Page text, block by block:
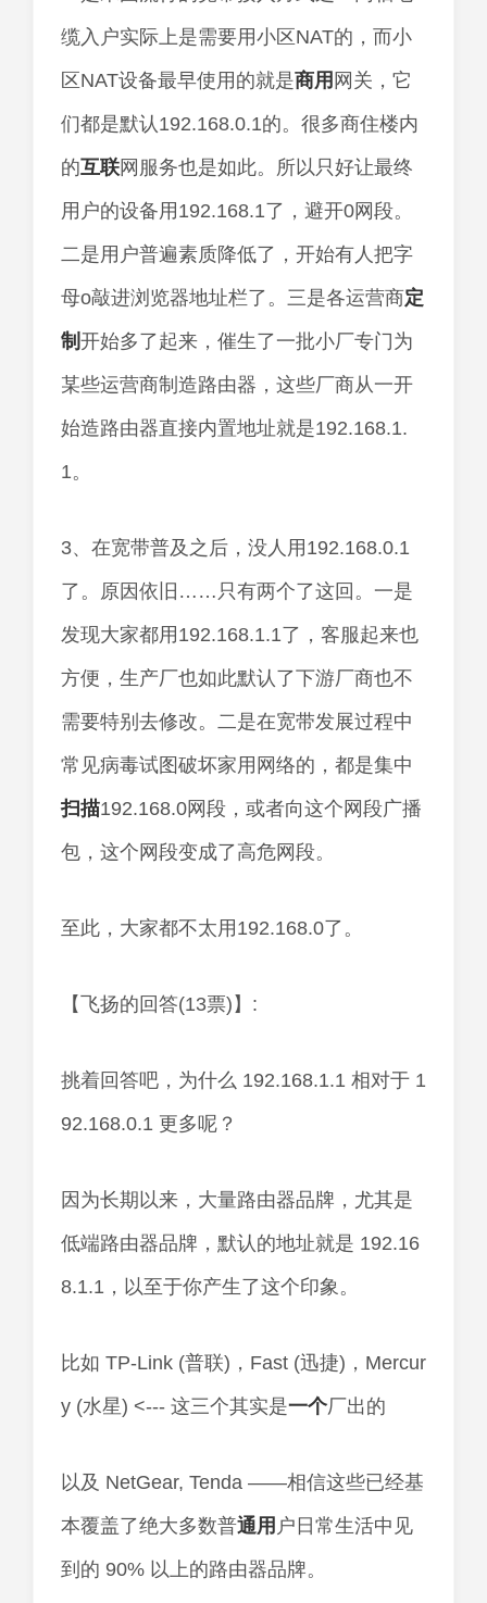
缆入户实际上是需要用小区NAT的，而小
区NAT设备最早使用的就是商用 网关，它
们都是默认192.168.0.1的。很多商住楼内
的互联网服务也是如此。所以只好让最终
用户的设备用192.168.1了，避开0网段。
二是用户普遍素质降低了，开始有人把字
母o敲进浏览器地址栏了。三是各运营商定
制 开始多了起来，催生了一批小厂专门为
某些运营商制造路由器，这些厂商从一开
始造路由器直接内置地址就是192.168.1.
1。
3、在宽带普及之后，没人用192.168.0.1
了。原因依旧……只有两个了这回。一是
发现大家都用192.168.1.1了，客服起来也
方便，生产厂也如此默认了下游厂商也不
需要特别去修改。二是在宽带发展过程中
常见病毒试图破坏家用网络的，都是集中
扫描192.168.0网段，或者向这个网段广播
包，这个网段变成了高危网段。
至此，大家都不太用192.168.0了。
【飞扬的回答(13票)】:
挑着回答吧，为什么 192.168.1.1 相对于 1
92.168.0.1 更多呢？
因为长期以来，大量路由器品牌，尤其是
低端路由器品牌，默认的地址就是 192.16
8.1.1，以至于你产生了这个印象。
比如 TP-Link (普联)，Fast (迅捷)，Mercur
y (水星) <--- 这三个其实是一个厂出的
以及 NetGear, Tenda ——相信这些已经基
本覆盖了绝大多数普通用 户日常生活中见
到的 90% 以上的路由器品牌。